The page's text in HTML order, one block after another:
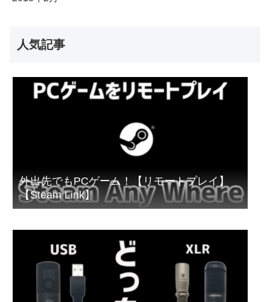
人気記事
外出先でもPCゲーム！【リモートプレイ】
【Steam Link】